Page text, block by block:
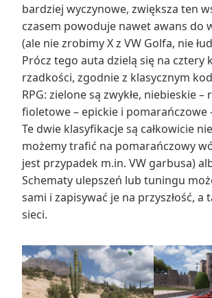
bardziej wyczynowe, zwiększa ten
czasem powoduje nawet awans do
(ale nie zrobimy X z VW Golfa, nie
Prócz tego auta dzielą się na cztery
rzadkości, zgodnie z klasycznym
RPG: zielone są zwykłe, niebieskie –
fioletowe – epickie i pomarańczowe
Te dwie klasyfikacje są całkowicie
możemy trafić na pomarańczowy
jest przypadek m.in. VW garbusa)
Schematy ulepszeń lub tuningu
sami i zapisywać je na przyszłość, a
sieci.